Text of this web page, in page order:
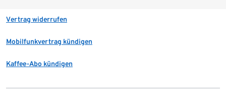
Vertrag widerrufen
Mobilfunkvertrag kündigen
Kaffee-Abo kündigen